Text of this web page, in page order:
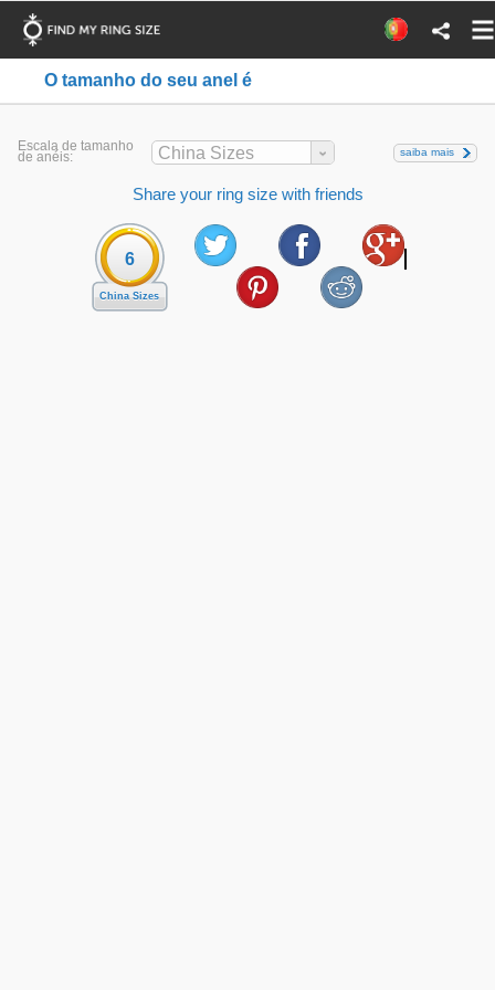
O tamanho do seu anel é
Escala de tamanho
de anéis: China Sizes saiba mais
Share your ring size with friends
6
China Sizes